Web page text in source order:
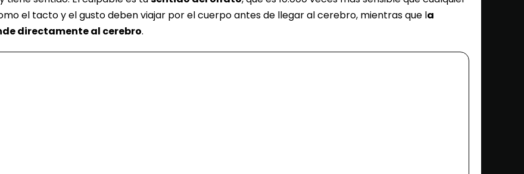
el tacto y el gusto deben viajar por el cuerpo antes de llegar al cerebro, mientras que la
directamente al cerebro.